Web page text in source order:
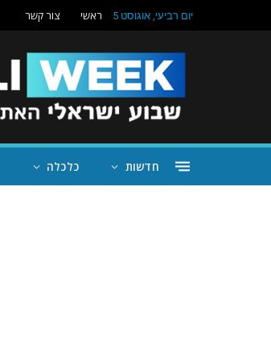
יום רביעי, אוגוסט 5 ראשי צור קשר
חדשות כלכלה